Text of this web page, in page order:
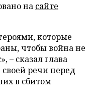
на сайте
которые
чтобы война не
– сказал глава
своей речи перед
в сбитом